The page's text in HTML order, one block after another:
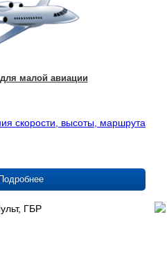
малой авиации
скорости, высоты, маршрута
Подробнее